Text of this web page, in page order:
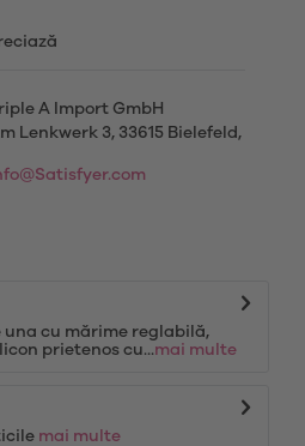
A Import GmbH
Lenkwerk 3, 33615 Bielefeld,
una cu mărime reglabilă,
prietenos cu...mai multe
mai multe